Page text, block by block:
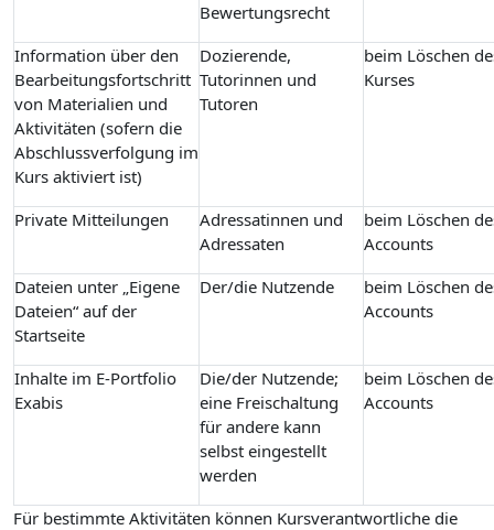
Bewertungsrecht
Information über den
Bearbeitungsfortschritt
von Materialien und
Aktivitäten (sofern die
Abschlussverfolgung im
Kurs aktiviert ist)
Dozierende,
Tutorinnen und
Tutoren
beim Löschen
Kurses
Private Mitteilungen
Adressatinnen und
Adressaten
beim Löschen
Accounts
Dateien unter „Eigene
Dateien“ auf der
Startseite
Der/die Nutzende
beim Löschen
Accounts
Inhalte im E-Portfolio
Exabis
Die/der Nutzende;
eine Freischaltung
für andere kann
selbst eingestellt
werden
beim Löschen
Accounts
Für bestimmte Aktivitäten können Kursverantwortliche die